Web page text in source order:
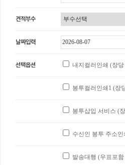
견적부수
날짜입력
선택옵션 내지컬러인쇄 (장당
봉투컬러인쇄1 (장
봉투삽입 서비스 (
수신인 봉투 주소
발송대행 (우표포